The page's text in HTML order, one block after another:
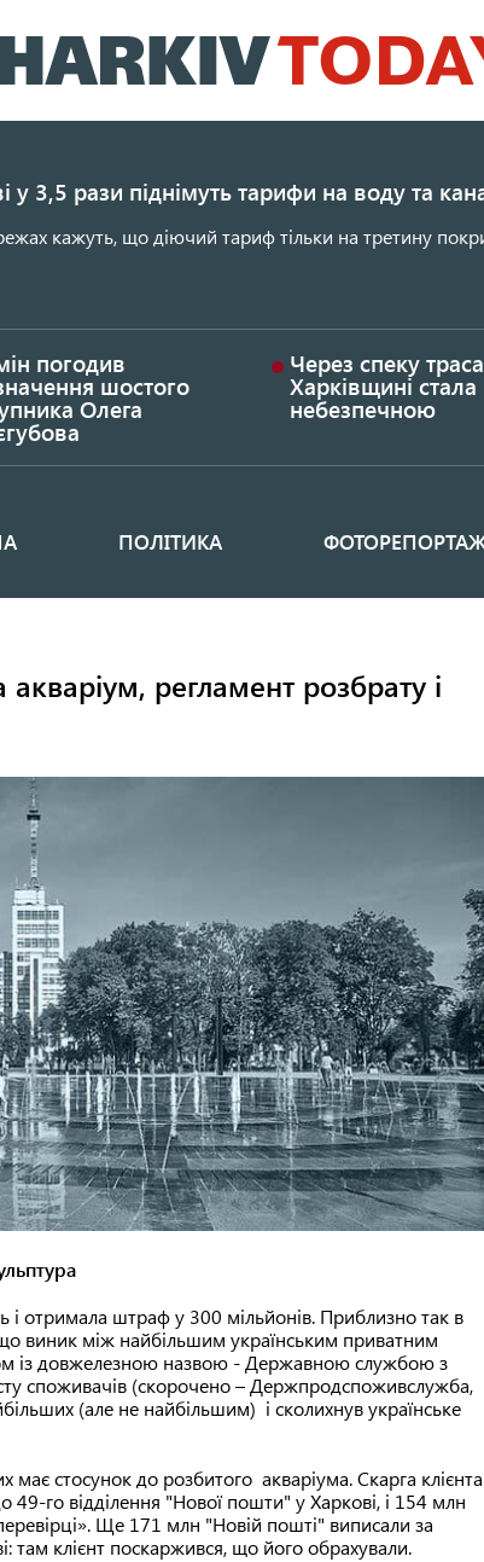
до
основного
у 3,5 рази піднімуть тарифи на воду та
кажуть, що діючий тариф тільки на третину
погодив
шостого
Олега
Через спеку
Харківщині стала
небезпечною
ПОЛІТИКА
регламент розбрату і
отримала штраф у 300 мільйонів. Приблизно так в
виник між найбільшим українським приватним
із довжелезною назвою - Державною службою з
споживачів (скорочено – Держпродспоживслужба,
(але не найбільшим) і сколихнув українське
має стосунок до розбитого акваріума. Скарга клієнта
го відділення "Нової пошти" у Харкові, і 154 млн
Ще 171 млн "Новій пошті" виписали за
там клієнт поскаржився, що його обрахували.